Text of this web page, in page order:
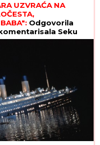
UZVRAĆA NA
Odgovorila
Seku